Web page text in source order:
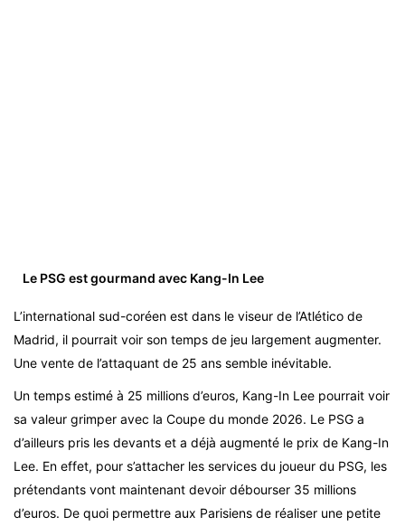
Le PSG est gourmand avec Kang-In Lee
L’international sud-coréen est dans le viseur de l’Atlético de
Madrid, il pourrait voir son temps de jeu largement augmenter.
Une vente de l’attaquant de 25 ans semble inévitable.
Un temps estimé à 25 millions d’euros, Kang-In Lee pourrait voir
sa valeur grimper avec la Coupe du monde 2026. Le PSG a
d’ailleurs pris les devants et a déjà augmenté le prix de Kang-In
Lee. En effet, pour s’attacher les services du joueur du PSG, les
prétendants vont maintenant devoir débourser 35 millions
d’euros. De quoi permettre aux Parisiens de réaliser une petite